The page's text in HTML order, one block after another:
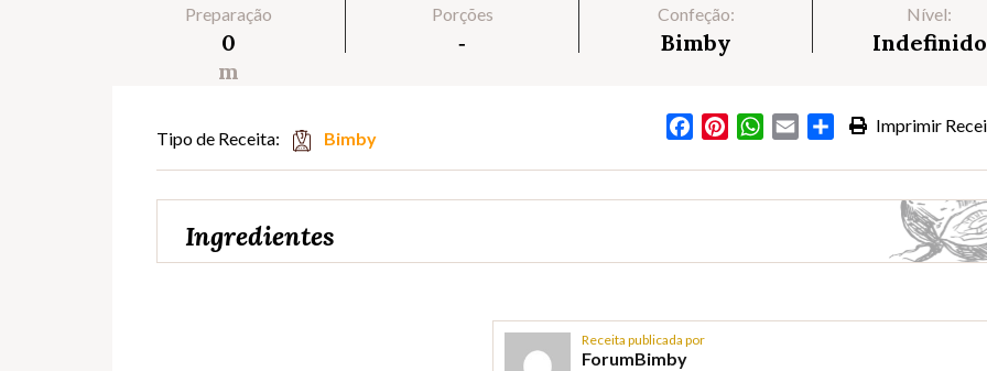
Preparação
0
m
Porções
‐
Confeção:
Bimby
Nível:
Indefinido
Imprimir
FacebookPinterestWhatsApp
Email Partilhar
Tipo de Receita: Bimby
Ingredientes
Receita publicada por
ForumBimby